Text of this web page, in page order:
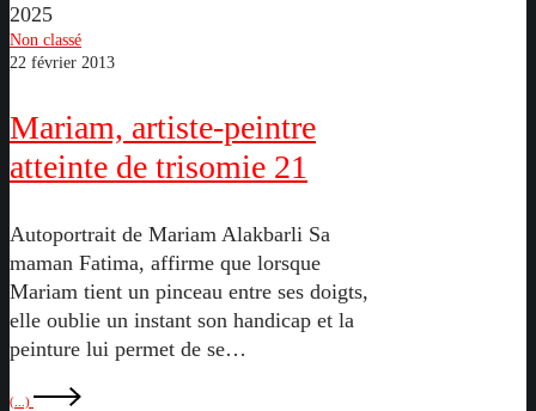
2025
Mariam,
artiste-
atteinte
de
trisomie
Non classé
22 février 2013
Mariam, artiste-peintre
atteinte de trisomie 21
Autoportrait de Mariam Alakbarli Sa
maman Fatima, affirme que lorsque
Mariam tient un pinceau entre ses doigts,
elle oublie un instant son handicap et la
peinture lui permet de se…
(...)